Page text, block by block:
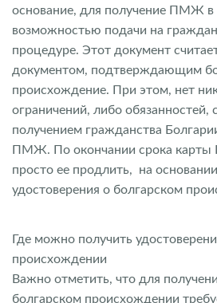
основание, для получение ПМЖ в
возможностью подачи на
процедуре. Этот документ
документом, подтверждающим
происхождение. При этом, нет
ограничений, либо обязанностей,
получением гражданства
ПМЖ. По окончании срока
просто ее продлить, на
удостоверения о болгарском
Где можно получить
происхождении
Важно отметить, что для
болгарском происхождении